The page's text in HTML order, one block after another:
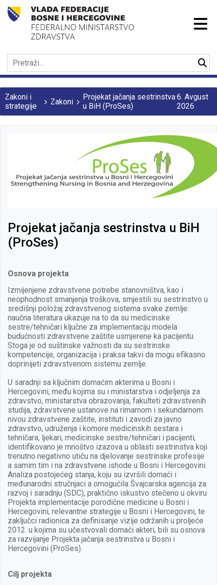
Zakoni i
strategije
Zakoni
Projekat jačanja sestrinstva
u BiH (ProSes)
6. Avgust
2026
Projekat jačanja sestrinstva u BiH
(ProSes)
Osnova projekta
Izmijenjene zdravstvene potrebe stanovništva, kao i
neophodnost smanjenja troškova, smjestili su sestrinstvo u
središnji položaj zdravstvenog sistema svake zemlje:
naučna literatura ukazuje na to da su medicinske
sestre/tehničari ključne za implementaciju modela
budućnosti zdravstvene zaštite usmjerene ka pacijentu.
Stoga je od suštinske važnosti da su sestrinske
kompetencije, organizacija i praksa takvi da mogu efikasno
doprinijeti zdravstvenom sistemu zemlje.
U saradnji sa ključnim domaćim akterima u Bosni i
Hercegovini, među kojima su i ministarstva i odjeljenja za
zdravstvo, ministarstva obrazovanja, fakulteti zdravstvenih
studija, zdravstvene ustanove na rimarnom i sekundarnom
nivou zdravstvene zaštite, instituti i zavodi za javno
zdravstvo, udruženja i komore medicinskih sestara i
tehničara, ljekari, medicinske sestre/tehničari i pacijenti,
identifikovano je mnoštvo izazova u oblasti sestrinstva koji
trenutno negativno utiču na djelovanje sestrinske profesije
a samim tim i na zdravstvene ishode u Bosni i Hercegovini.
Analiza postojećeg stanja, koju su izvršili domaći i
međunarodni stručnjaci a omogućila Švajcarska agencija za
razvoj i saradnju (SDC), praktično iskustvo stečeno u okviru
Projekta implementacije porodične medicine u Bosni i
Hercegovini, relevantne strategije u Bosni i Hercegovini, te
zaključci radionica za definisanje vizije održanih u proljeće
2012. u kojima su učestvovali domaći akteri, bili su osnova
za razvijanje Projekta jačanja sestrinstva u Bosni i
Hercegovini (ProSes).
Cilj projekta